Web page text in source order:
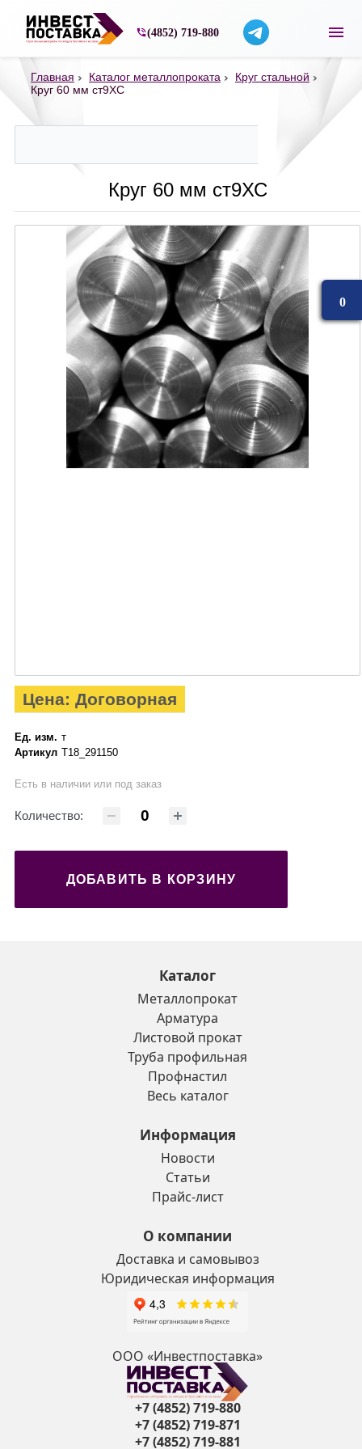
Строительные материалы со склада в
(4852) 719-880
Главная Каталог металлопроката
Круг стальной
Круг 60 мм ст9ХС
Круг 60 мм ст9ХС
Цена: Договорная
Ед. изм. т
Артикул Т18_291150
Есть в наличии или под заказ
Количество:
ДОБАВИТЬ В КОРЗИНУ
Каталог
Металлопрокат
Арматура
Листовой прокат
Труба профильная
Профнастил
Весь каталог
Информация
Новости
Статьи
Прайс-лист
О компании
Доставка и самовывоз
Юридическая информация
ООО «Инвестпоставка»
+7 (4852) 719-880
+7 (4852) 719-871
+7 (4852) 719-881
0